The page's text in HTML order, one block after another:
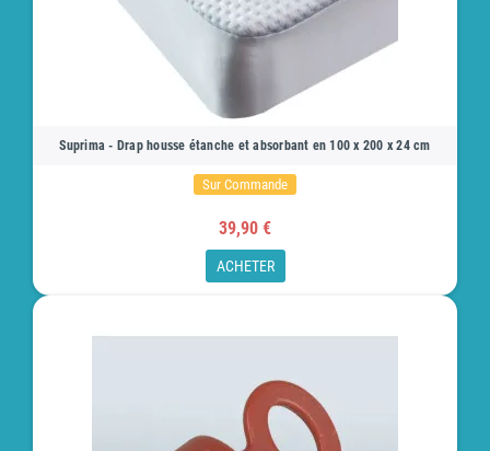
Suprima - Drap housse étanche et absorbant en 100 x 200 x 24 cm
Sur Commande
39,90 €
ACHETER